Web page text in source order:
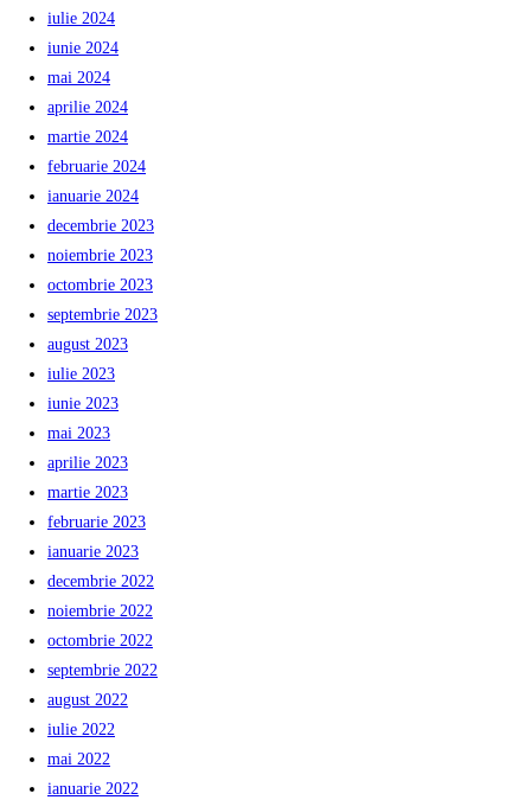
iulie 2024
iunie 2024
mai 2024
aprilie 2024
martie 2024
februarie 2024
ianuarie 2024
decembrie 2023
noiembrie 2023
octombrie 2023
septembrie 2023
august 2023
iulie 2023
iunie 2023
mai 2023
aprilie 2023
martie 2023
februarie 2023
ianuarie 2023
decembrie 2022
noiembrie 2022
octombrie 2022
septembrie 2022
august 2022
iulie 2022
mai 2022
ianuarie 2022